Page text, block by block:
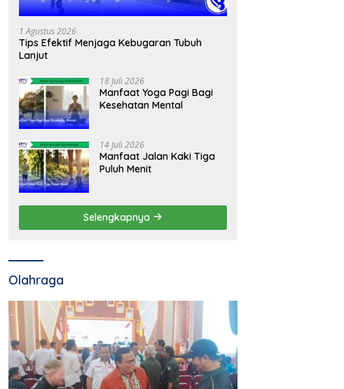
1 Agustus 2026
Tips Efektif Menjaga Kebugaran Tubuh
Lanjut
18 Juli 2026
Manfaat Yoga Pagi Bagi
Kesehatan Mental
14 Juli 2026
Manfaat Jalan Kaki Tiga
Puluh Menit
Selengkapnya
Olahraga